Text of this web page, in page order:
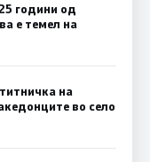
години од
е темел на
на
во село